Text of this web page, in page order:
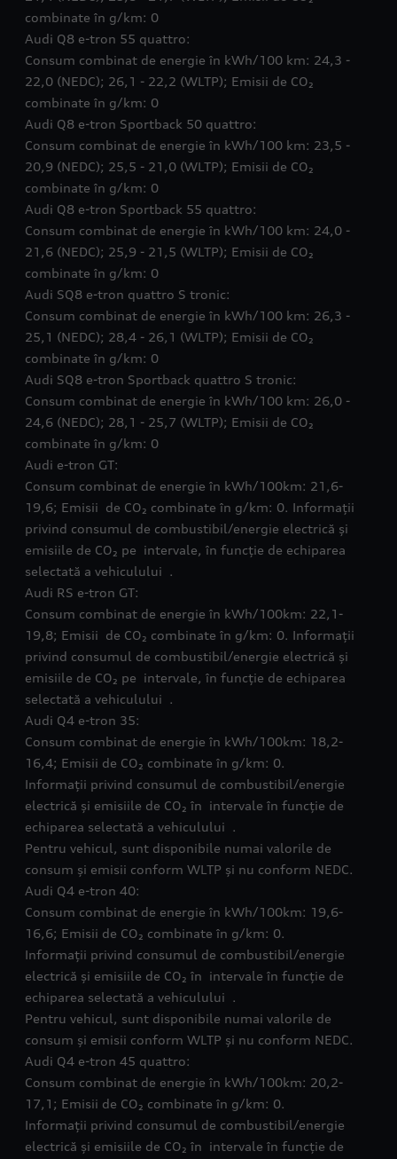
combinate în g/km: 0
Audi Q8 e-tron 55 quattro:
Consum combinat de energie în kWh/100 km: 24,3 -
22,0 (NEDC); 26,1 - 22,2 (WLTP); Emisii de CO₂
combinate în g/km: 0
Audi Q8 e-tron Sportback 50 quattro:
Consum combinat de energie în kWh/100 km: 23,5 -
20,9 (NEDC); 25,5 - 21,0 (WLTP); Emisii de CO₂
combinate în g/km: 0
Audi Q8 e-tron Sportback 55 quattro:
Consum combinat de energie în kWh/100 km: 24,0 -
21,6 (NEDC); 25,9 - 21,5 (WLTP); Emisii de CO₂
combinate în g/km: 0
Audi SQ8 e-tron quattro S tronic:
Consum combinat de energie în kWh/100 km: 26,3 -
25,1 (NEDC); 28,4 - 26,1 (WLTP); Emisii de CO₂
combinate în g/km: 0
Audi SQ8 e-tron Sportback quattro S tronic:
Consum combinat de energie în kWh/100 km: 26,0 -
24,6 (NEDC); 28,1 - 25,7 (WLTP); Emisii de CO₂
combinate în g/km: 0
Audi e-tron GT:
Consum combinat de energie în kWh/100km: 21,6-
19,6; Emisii de CO₂ combinate în g/km: 0. Informații
privind consumul de combustibil/energie electrică și
emisiile de CO₂ pe intervale, în funcție de echiparea
selectată a vehiculului .
Audi RS e-tron GT:
Consum combinat de energie în kWh/100km: 22,1-
19,8; Emisii de CO₂ combinate în g/km: 0. Informații
privind consumul de combustibil/energie electrică și
emisiile de CO₂ pe intervale, în funcție de echiparea
selectată a vehiculului .
Audi Q4 e-tron 35:
Consum combinat de energie în kWh/100km: 18,2-
16,4; Emisii de CO₂ combinate în g/km: 0.
Informații privind consumul de combustibil/energie
electrică și emisiile de CO₂ în intervale în funcție de
echiparea selectată a vehiculului .
Pentru vehicul, sunt disponibile numai valorile de
consum și emisii conform WLTP și nu conform NEDC.
Audi Q4 e-tron 40:
Consum combinat de energie în kWh/100km: 19,6-
16,6; Emisii de CO₂ combinate în g/km: 0.
Informații privind consumul de combustibil/energie
electrică și emisiile de CO₂ în intervale în funcție de
echiparea selectată a vehiculului .
Pentru vehicul, sunt disponibile numai valorile de
consum și emisii conform WLTP și nu conform NEDC.
Audi Q4 e-tron 45 quattro:
Consum combinat de energie în kWh/100km: 20,2-
17,1; Emisii de CO₂ combinate în g/km: 0.
Informații privind consumul de combustibil/energie
electrică și emisiile de CO₂ în intervale în funcție de